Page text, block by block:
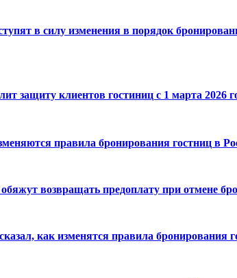
в силу изменения в порядок
защиту клиентов гостиниц с 1 марта 2026
правила бронирования гостниц в
возвращать предоплату при отмене
как изменятся правила бронирования